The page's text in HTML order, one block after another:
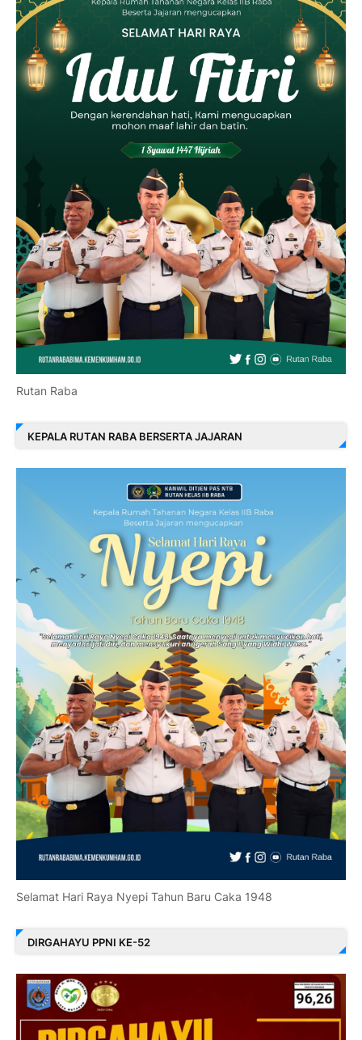
Rutan Raba
KEPALA RUTAN RABA BERSERTA JAJARAN
Selamat Hari Raya Nyepi Tahun Baru Caka 1948
DIRGAHAYU PPNI KE-52